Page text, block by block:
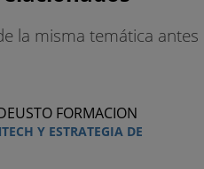
la misma temática antes
Y ESTRATEGIA DE